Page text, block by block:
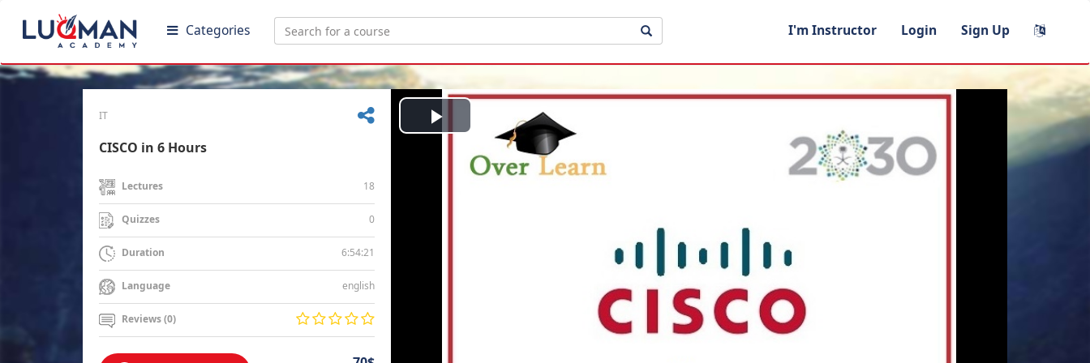
Categories I'm Instructor Login Sign Up
IT
CISCO in 6 Hours
Lectures 18
Quizzes 0
Duration 6:54:21
Language english
Reviews (0)
Play
Video